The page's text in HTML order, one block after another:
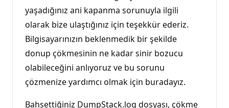
yaşadığınız ani kapanma sorunuyla ilgili
olarak bize ulaştığınız için teşekkür ederiz.
Bilgisayarınızın beklenmedik bir şekilde
donup çökmesinin ne kadar sinir bozucu
olabileceğini anlıyoruz ve bu sorunu
çözmenize yardımcı olmak için buradayız.
Bahsettiğiniz DumpStack.log dosyası, çökme